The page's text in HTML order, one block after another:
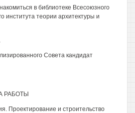
в библиотеке Всесоюзного
института теории архитектуры и
Совета кандидат
РАБОТЫ
Проектирование и строительство